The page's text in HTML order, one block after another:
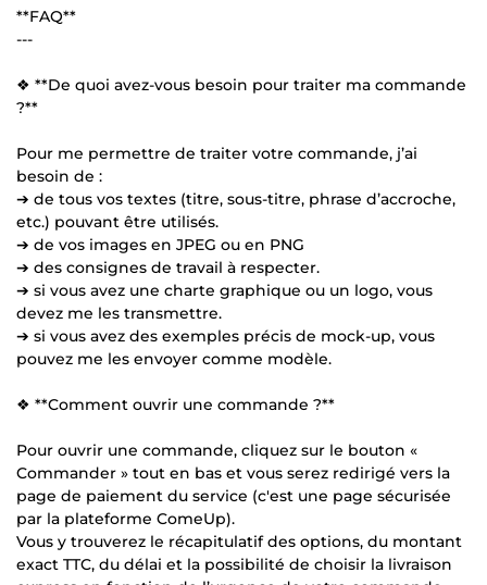
**FAQ**
---
❖ **De quoi avez-vous besoin pour traiter ma commande
?**
Pour me permettre de traiter votre commande, j’ai
besoin de :
➔ de tous vos textes (titre, sous-titre, phrase d’accroche,
etc.) pouvant être utilisés.
➔ de vos images en JPEG ou en PNG
➔ des consignes de travail à respecter.
➔ si vous avez une charte graphique ou un logo, vous
devez me les transmettre.
➔ si vous avez des exemples précis de mock-up, vous
pouvez me les envoyer comme modèle.
❖ **Comment ouvrir une commande ?**
Pour ouvrir une commande, cliquez sur le bouton «
Commander » tout en bas et vous serez redirigé vers la
page de paiement du service (c'est une page sécurisée
par la plateforme ComeUp).
Vous y trouverez le récapitulatif des options, du montant
exact TTC, du délai et la possibilité de choisir la livraison